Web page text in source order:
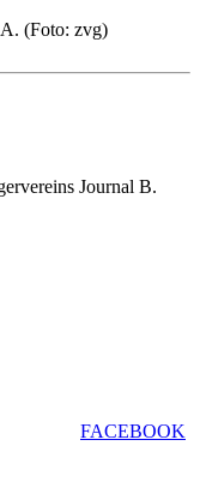
Journal B.
FACEBOOK